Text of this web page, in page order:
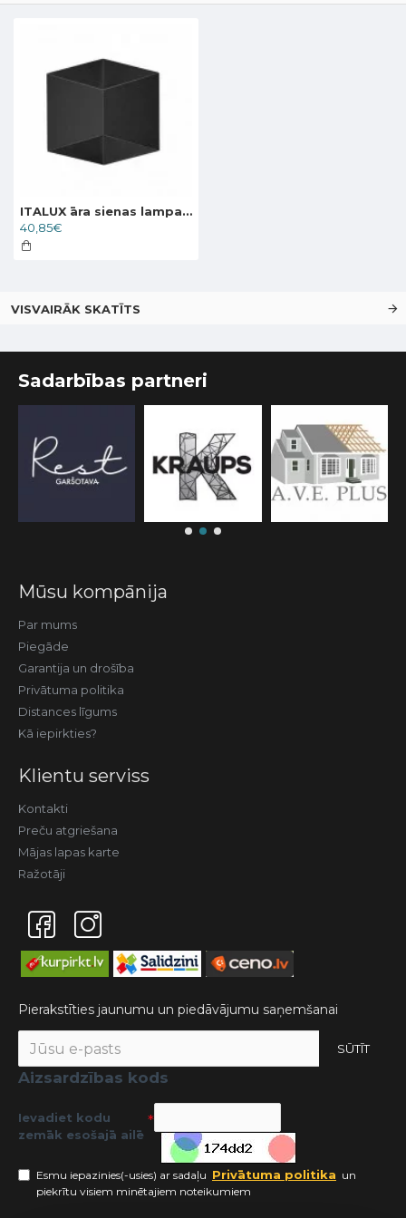
ITALUX āra sienas lampa LED, 10W, 4000K, 570lm, Bari PL-463
40,85€
VISVAIRĀK SKATĪTS
Sadarbības partneri
Mūsu kompānija
Par mums
Piegāde
Garantija un drošība
Privātuma politika
Distances līgums
Kā iepirkties?
Klientu serviss
Kontakti
Preču atgriešana
Mājas lapas karte
Ražotāji
Pierakstīties jaunumu un piedāvājumu saņemšanai
SŪTĪT
Aizsardzības kods
Ievadiet kodu
zemāk esošajā ailē
Esmu iepazinies(-usies) ar sadaļu Privātuma politika un
piekrītu visiem minētajiem noteikumiem